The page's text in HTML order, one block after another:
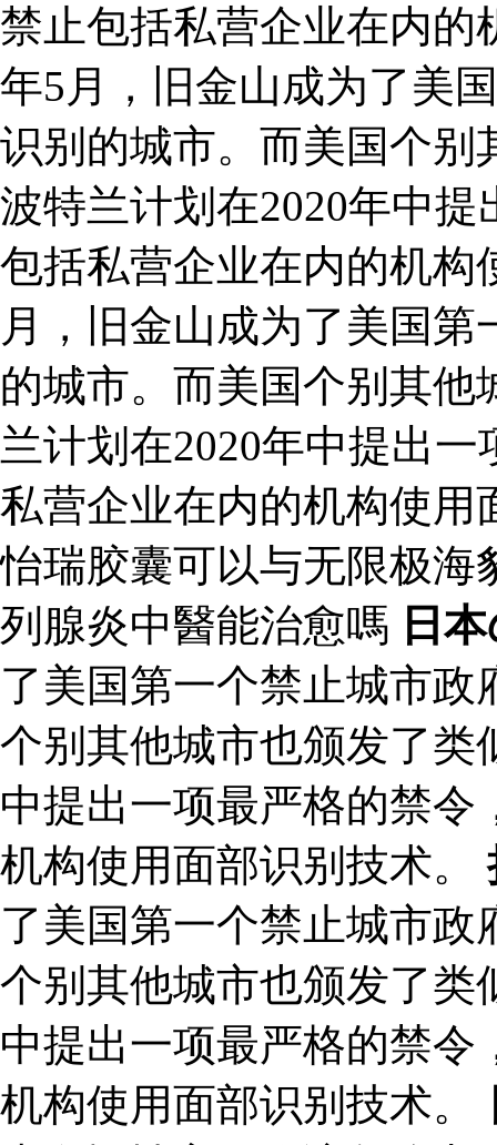
禁止包括私营企业在内的
年5月，旧金山成为了美
识别的城市。而美国个别
波特兰计划在2020年中
包括私营企业在内的机构
月，旧金山成为了美国
的城市。而美国个别其
兰计划在2020年中提出
私营企业在内的机构使
怡瑞胶囊可以与无限极
列腺炎中醫能治愈嗎 日
了美国第一个禁止城市
个别其他城市也颁发了类
中提出一项最严格的禁
机构使用面部识别技术。
了美国第一个禁止城市
个别其他城市也颁发了类
中提出一项最严格的禁
机构使用面部识别技术。